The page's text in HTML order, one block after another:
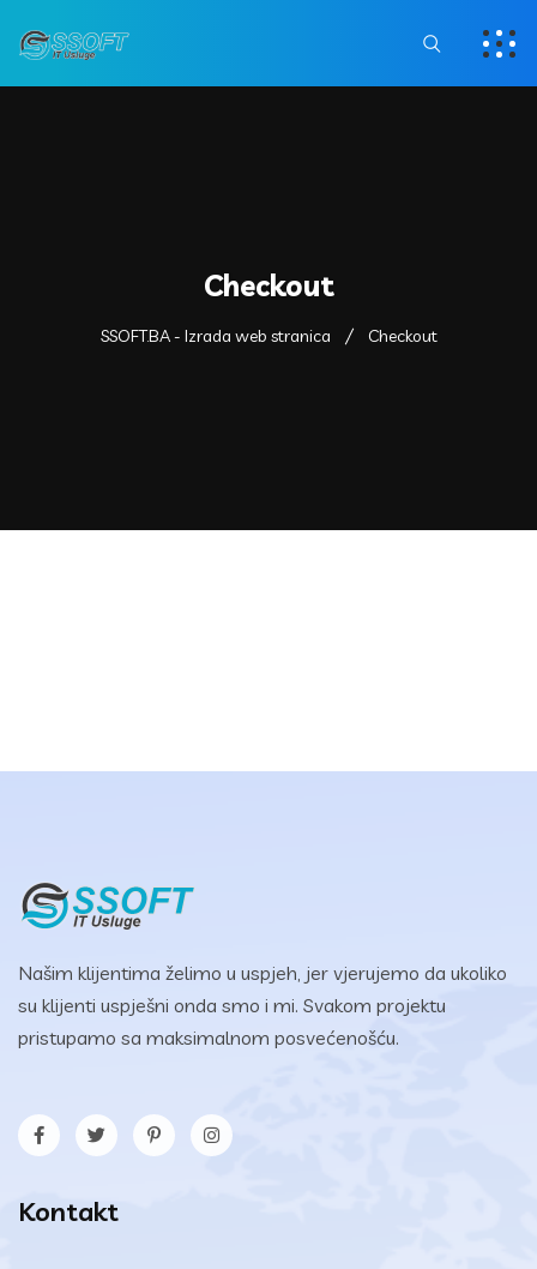
Checkout
SSOFT.BA - Izrada web stranica Checkout
Našim klijentima želimo u uspjeh, jer vjerujemo da ukoliko
su klijenti uspješni onda smo i mi. Svakom projektu
pristupamo sa maksimalnom posvećenošću.
Kontakt